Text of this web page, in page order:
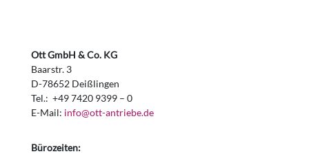
Ott GmbH & Co. KG
Baarstr. 3
D-78652 Deißlingen
Tel.: +49 7420 9399 – 0
E-Mail: info@ott-antriebe.de
Bürozeiten: